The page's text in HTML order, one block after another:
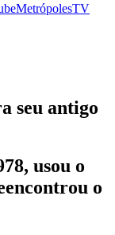
MetrópolesTV
seu antigo
usou o
o